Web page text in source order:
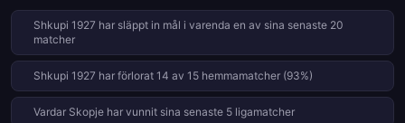
av alla matcher, statistik och expertanalyser som hjälper dig
att förstå hur tabellen ser ut inför den sista striden om titeln.
Shkupi 1927 har släppt in mål i varenda en av sina senaste 20
matcher
Shkupi 1927 har förlorat 14 av 15 hemmamatcher (93%)
Vardar Skopje har vunnit sina senaste 5 ligamatcher